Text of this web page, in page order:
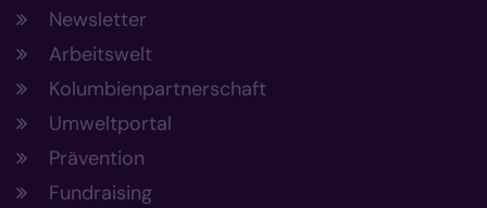
Newsletter
Arbeitswelt
Kolumbienpartnerschaft
Umweltportal
Prävention
Fundraising